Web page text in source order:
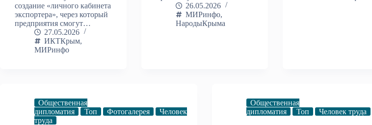
создание «личного кабинета
экспортера», через который
предприятия смогут…
27.05.2026
ИКТКрым,
МИРинфо
26.05.2026
МИРинфо,
НародыКрыма
Общественная
дипломатия
Топ Фотогалерея
Человек
труда
Общественная
дипломатия
Топ Человек труда